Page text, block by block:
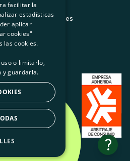
Política de cookies
?
SPANISH
GL
BASQUE
facilitar la
estadísticas
aplicar
cookies"
las cookies.
o limitarlo,
y guardarla.